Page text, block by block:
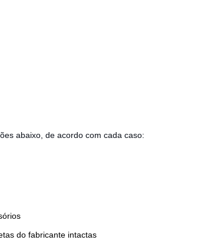
abaixo, de acordo com cada caso:
do fabricante intactas